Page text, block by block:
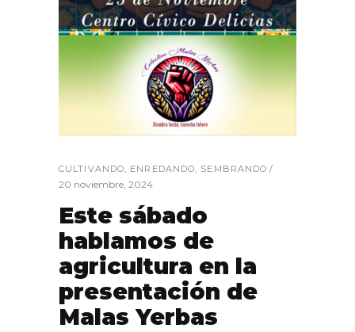
CULTIVANDO, ENREDANDO, SEMBRANDO
20 noviembre, 2024
Este sábado
hablamos de
agricultura en la
presentación de
Malas Yerbas